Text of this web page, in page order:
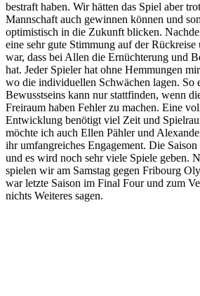
bestraft haben. Wir hätten das Spiel aber
Mannschaft auch gewinnen können und
optimistisch in die Zukunft blicken.
eine sehr gute Stimmung auf der Rückreise
war, dass bei Allen die Ernüchterung und
hat. Jeder Spieler hat ohne Hemmungen
wo die individuellen Schwächen lagen. So
Bewusstseins kann nur stattfinden, wenn
Freiraum haben Fehler zu machen. Eine
Entwicklung benötigt viel Zeit und
möchte ich auch Ellen Pähler und
ihr umfangreiches Engagement. Die
und es wird noch sehr viele Spiele geben.
spielen wir am Samstag gegen Fribourg
war letzte Saison im Final Four und zum
nichts Weiteres sagen.